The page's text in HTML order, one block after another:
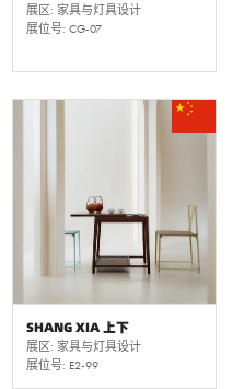
展区: 家具与灯具设计
展位号: CG-07
SHANG XIA 上下
展区: 家具与灯具设计
展位号: E2-99